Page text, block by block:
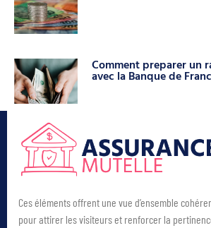
Comment preparer un
avec la Banque de
Ces éléments offrent une vue d’ensemble
pour attirer les visiteurs et renforcer la